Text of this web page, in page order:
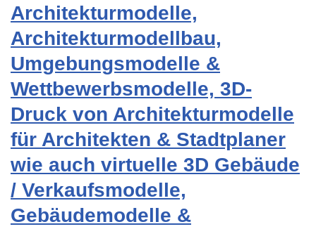
Architekturmodelle,
Architekturmodellbau,
Umgebungsmodelle &
Wettbewerbsmodelle, 3D-
Druck von Architekturmodelle
für Architekten & Stadtplaner
wie auch virtuelle 3D Gebäude
/ Verkaufsmodelle,
Gebäudemodelle &